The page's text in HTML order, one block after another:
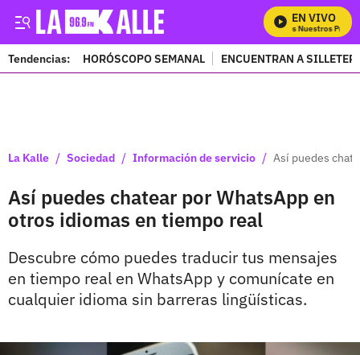
EN VIVO
Mira Todos Nuestros
Tendencias: HORÓSCOPO SEMANAL ENCUENTRAN A
La Kalle / Sociedad / Información de servicio / Así puedes
Así puedes chatear por WhatsApp en
otros idiomas en tiempo real
Descubre cómo puedes traducir tus mensajes
en tiempo real en WhatsApp y comunícate en
cualquier idioma sin barreras lingüísticas.